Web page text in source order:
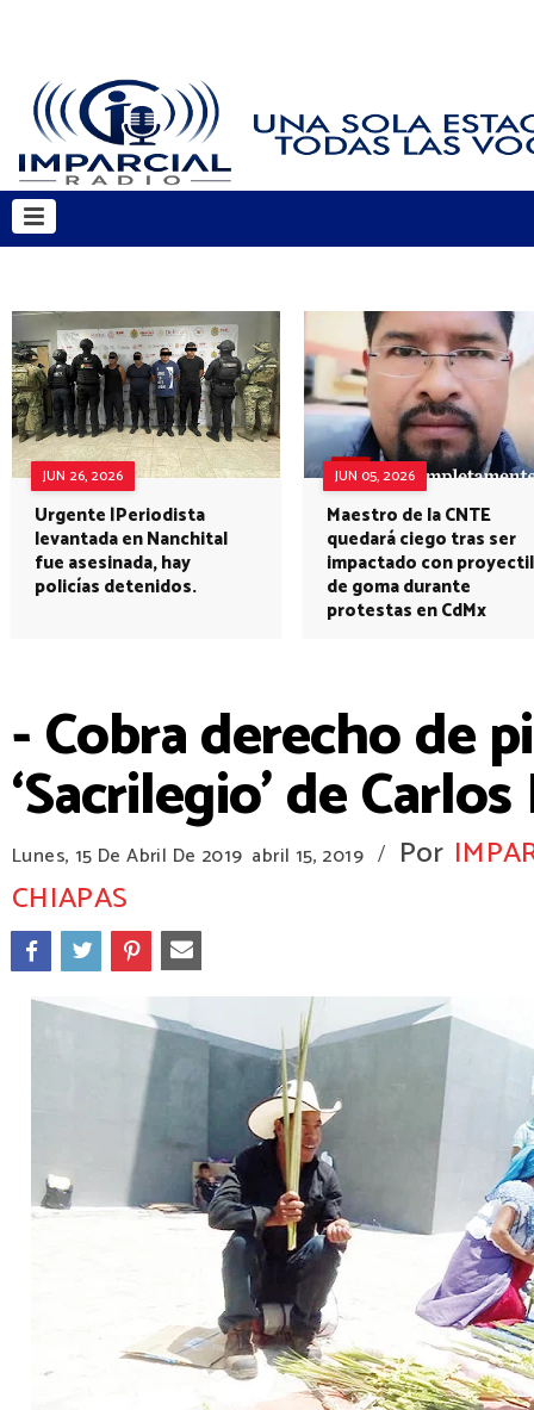
JUN 26, 2026
Urgente |Periodista
levantada en Nanchital
fue asesinada, hay
policías detenidos.
JUN 05, 2026
Maestro de la CNTE
quedará ciego tras ser
impactado con proyectil
de goma durante
protestas en CdMx
- Cobra derecho de
‘Sacrilegio’ de
Lunes, 15 De Abril De 2019 abril 15, 2019 / Por
CHIAPAS